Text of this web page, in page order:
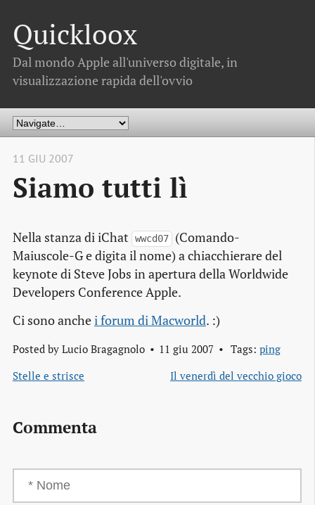
Quickloox
Dal mondo Apple all'universo digitale, in
visualizzazione rapida dell'ovvio
11 GIU 2007
Siamo tutti lì
Nella stanza di iChat wwcd07
(Comando-
Maiuscole-G e digita il nome) a chiacchierare del
keynote di Steve Jobs in apertura della Worldwide
Developers Conference Apple.
Ci sono anchei forum di Macworld. :)
Posted by Lucio Bragagnolo 11 giu 2007 Tags: ping
Stelle e strisce
Il venerdì del vecchio gioco
Commenta